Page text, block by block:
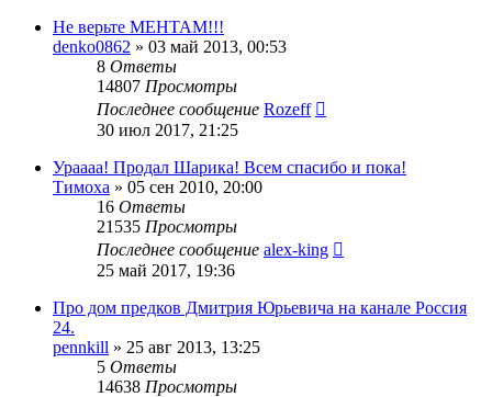
Не верьте МЕНТАМ!!!
denko0862 » 03 май 2013, 00:53
8 Ответы
14807 Просмотры
Последнее сообщение Rozeff
30 июл 2017, 21:25
Ураааа! Продал Шарика! Всем спасибо и пока!
Тимоха » 05 сен 2010, 20:00
16 Ответы
21535 Просмотры
Последнее сообщение alex-king
25 май 2017, 19:36
Про дом предков Дмитрия Юрьевича на канале Россия
24.
pennkill » 25 авг 2013, 13:25
5 Ответы
14638 Просмотры